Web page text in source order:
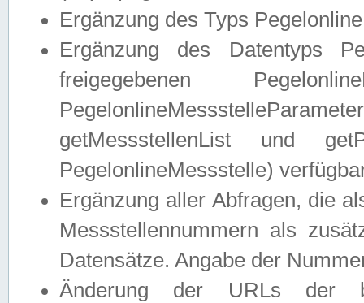
Ergänzung des Typs
Ergänzung des Datentyps
freigegebenen
getMessstellenList und
PegelonlineMessstelle)
Ergänzung aller Abfragen, die
Messstellennummern als
Datensätze. Angabe der
Änderung der URLs der